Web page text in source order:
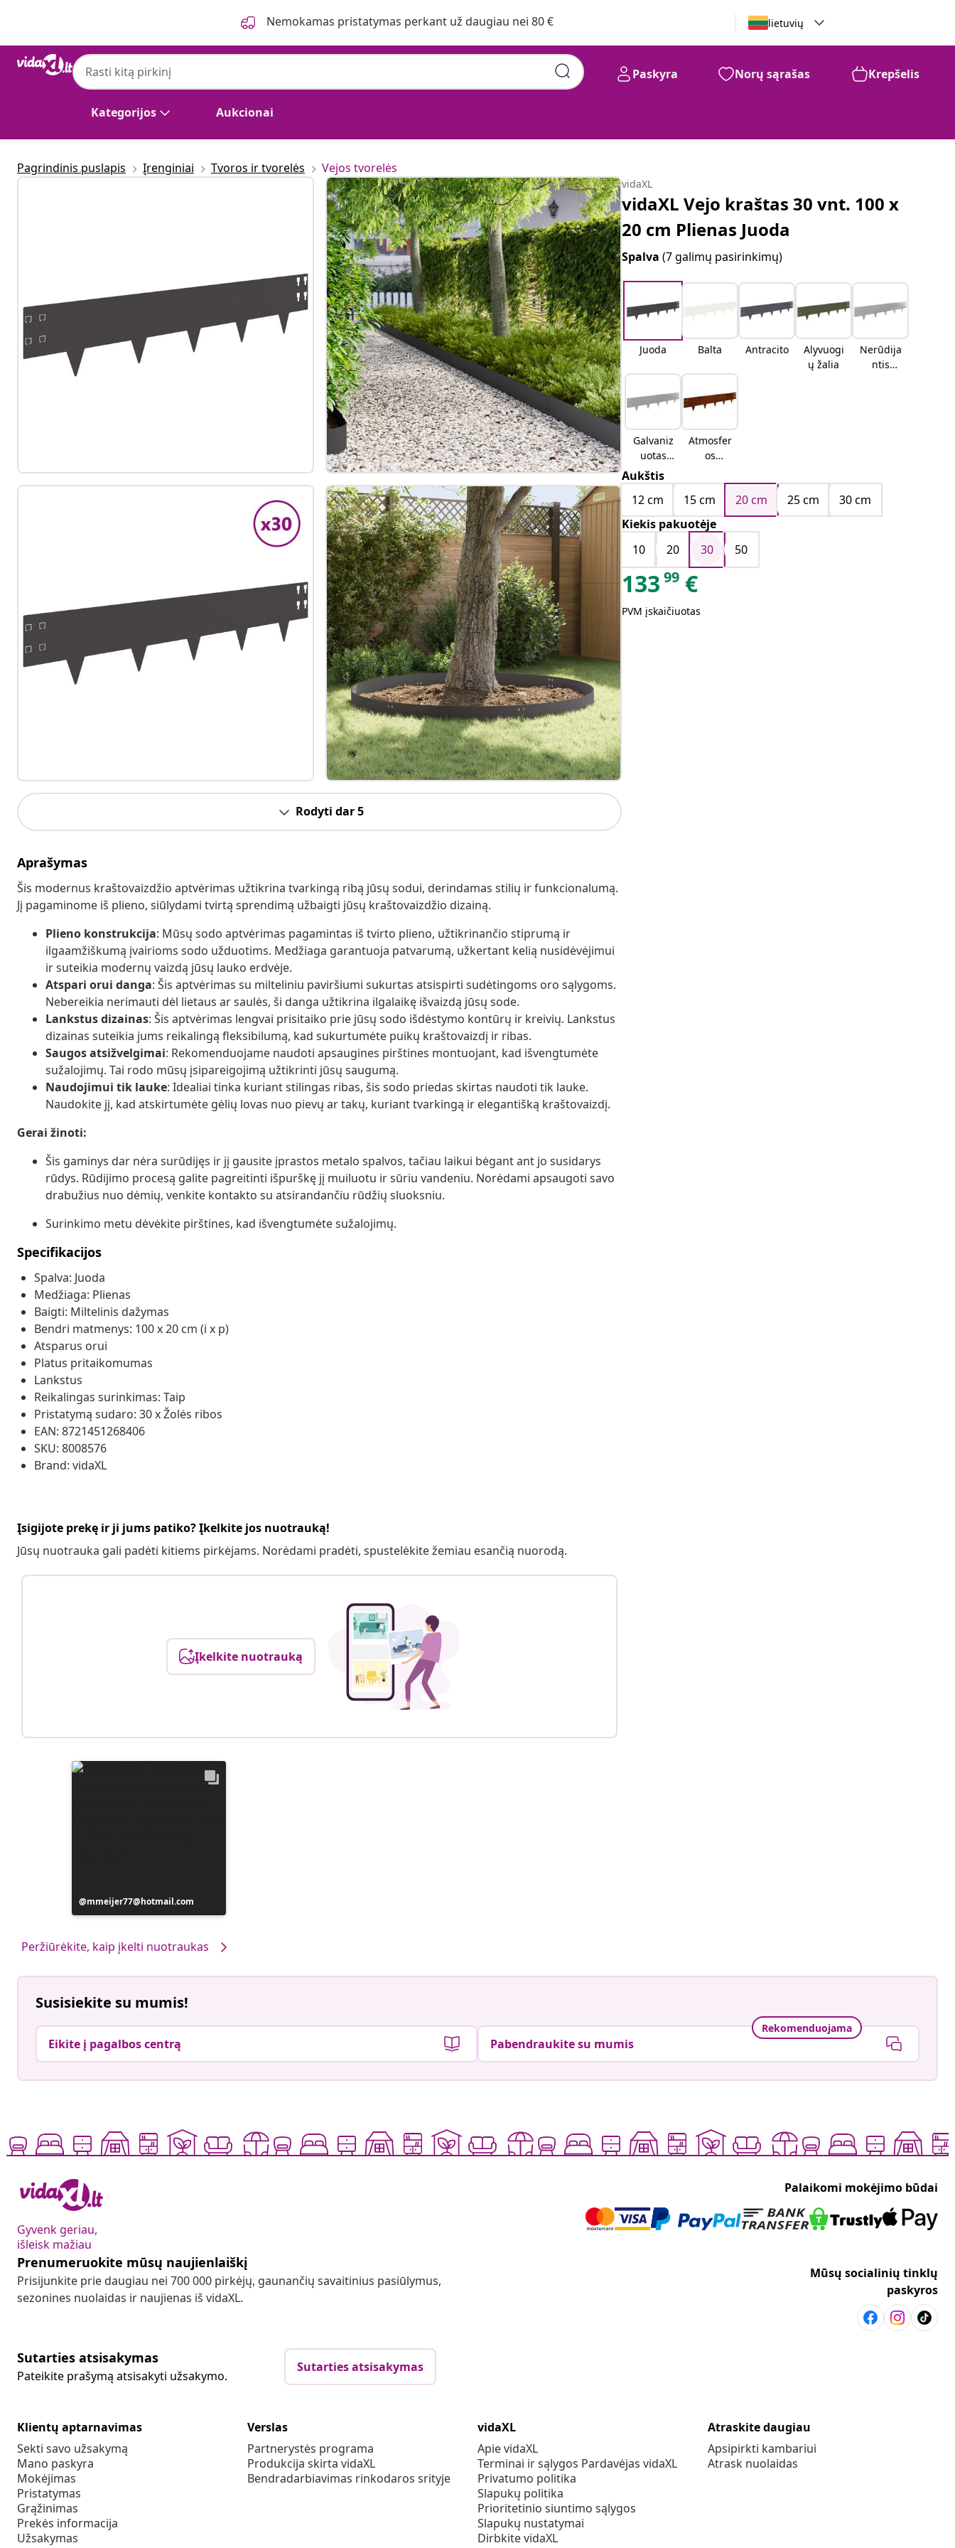
Nemokamas pristatymas perkant už daugiau nei 80 € lietuvių
Kategorijos Aukcionai
Paskyra Norų sąrašas Krepšelis
Pagrindinis puslapis Įrenginiai Tvoros ir tvorelės Vejos tvorelės
Rodyti dar 5
Aprašymas
Šis modernus kraštovaizdžio aptvėrimas užtikrina tvarkingą ribą jūsų sodui, derindamas stilių ir funkcionalumą.
Jį pagaminome iš plieno, siūlydami tvirtą sprendimą užbaigti jūsų kraštovaizdžio dizainą.
Plieno konstrukcija: Mūsų sodo aptvėrimas pagamintas iš tvirto plieno, užtikrinančio stiprumą ir
ilgaamžiškumą įvairioms sodo užduotims. Medžiaga garantuoja patvarumą, užkertant kelią nusidėvėjimui
ir suteikia modernų vaizdą jūsų lauko erdvėje.
Atspari orui danga: Šis aptvėrimas su milteliniu paviršiumi sukurtas atsispirti sudėtingoms oro sąlygoms.
Nebereikia nerimauti dėl lietaus ar saulės, ši danga užtikrina ilgalaikę išvaizdą jūsų sode.
Lankstus dizainas: Šis aptvėrimas lengvai prisitaiko prie jūsų sodo išdėstymo kontūrų ir kreivių. Lankstus
dizainas suteikia jums reikalingą fleksibilumą, kad sukurtumėte puikų kraštovaizdį ir ribas.
Saugos atsižvelgimai: Rekomenduojame naudoti apsaugines pirštines montuojant, kad išvengtumėte
sužalojimų. Tai rodo mūsų įsipareigojimą užtikrinti jūsų saugumą.
Naudojimui tik lauke: Idealiai tinka kuriant stilingas ribas, šis sodo priedas skirtas naudoti tik lauke.
Naudokite jį, kad atskirtumėte gėlių lovas nuo pievų ar takų, kuriant tvarkingą ir elegantišką kraštovaizdį.
Gerai žinoti:
Šis gaminys dar nėra surūdijęs ir jį gausite įprastos metalo spalvos, tačiau laikui bėgant ant jo susidarys
rūdys. Rūdijimo procesą galite pagreitinti išpurškę jį muiluotu ir sūriu vandeniu. Norėdami apsaugoti savo
drabužius nuo dėmių, venkite kontakto su atsirandančiu rūdžių sluoksniu.
Surinkimo metu dėvėkite pirštines, kad išvengtumėte sužalojimų.
Specifikacijos
Spalva: Juoda
Medžiaga: Plienas
Baigti: Miltelinis dažymas
Bendri matmenys: 100 x 20 cm (i x p)
Atsparus orui
Platus pritaikomumas
Lankstus
Reikalingas surinkimas: Taip
Pristatymą sudaro: 30 x Žolės ribos
EAN: 8721451268406
SKU: 8008576
Brand: vidaXL
Įsigijote prekę ir ji jums patiko? Įkelkite jos nuotrauką!
Jūsų nuotrauka gali padėti kitiems pirkėjams. Norėdami pradėti, spustelėkite žemiau esančią nuorodą.
Įkelkite nuotrauką
Įrašą
paskelbė
mmeijer77@hotmail.com
Peržiūrėkite, kaip įkelti nuotraukas
vidaXL
vidaXL Vejo kraštas 30 vnt. 100 x
20 cm Plienas Juoda
Spalva(7 galimų pasirinkimų)
Juoda Balta Antracito
Alyvuogi
ų žalia
Nerūdija
ntis
Galvaniz
uotas
plienas
Atmosfer
os
atsparus
plienas
Aukštis
12 cm
15 cm 20 cm 25 cm
30 cm
Kiekis pakuotėje
10
20 30 50
133 99 €
PVM įskaičiuotas
Susisiekite su mumis!
Eikite į pagalbos centrą
Rekomenduojama
Pabendraukite su mumis
Gyvenk geriau,
išleisk mažiau
Palaikomi mokėjimo būdai
Prenumeruokite mūsų naujienlaiškį
Prisijunkite prie daugiau nei 700 000 pirkėjų, gaunančių savaitinius pasiūlymus,
sezonines nuolaidas ir naujienas iš vidaXL.
Mūsų socialinių tinklų
paskyros
Sutarties atsisakymas
Pateikite prašymą atsisakyti užsakymo.
Sutarties atsisakymas
Klientų aptarnavimas
Sekti savo užsakymą
Mano paskyra
Mokėjimas
Pristatymas
Grąžinimas
Prekės informacija
Užsakymas
Verslas
Partnerystės programa
Produkcija skirta vidaXL
Bendradarbiavimas rinkodaros srityje
vidaXL
Apie vidaXL
Terminai ir sąlygos Pardavėjas vidaXL
Privatumo politika
Slapukų politika
Prioritetinio siuntimo sąlygos
Slapukų nustatymai
Dirbkite vidaXL
Atraskite daugiau
Apsipirkti kambariui
Atrask nuolaidas